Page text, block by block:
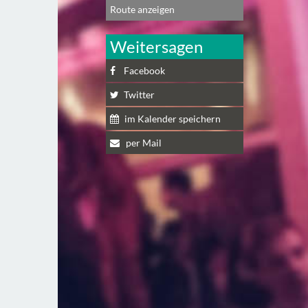
Route anzeigen
Weitersagen
Facebook
Twitter
im Kalender speichern
per Mail